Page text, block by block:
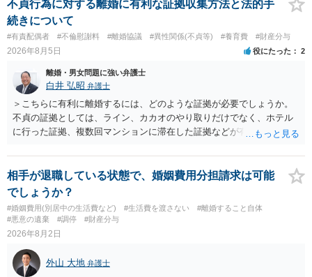
不貞行為に対する離婚に有利な証拠収集方法と法的手
続きについて
#有責配偶者 #不倫慰謝料 #離婚協議 #異性関係(不貞等) #養育費 #財産分与
2026年8月5日 役にたった 2
離婚・男女問題に強い弁護士
白井 弘昭 弁護士
＞こちらに有利に離婚するには、どのような証拠が必要でしょうか。
不貞の証拠としては、ライン、カカオのやり取りだけでなく、ホテル
に行った証拠、複数回マンションに滞在した証拠などが有効です。 不
婚する、慰謝料をとるなど）ことができると思われます。 ただし、不
貞発覚後、長期間同居を続けると、不貞を許したとの評価につながる
場合がありますので、ご注意ください。 以上、ご参考まで。
相手が退職している状態で、婚姻費用分担請求は可能
でしょうか？
#婚姻費用(別居中の生活費など) #生活費を渡さない
#離婚すること自体
#悪意の遺棄
#調停 #財産分与
2026年8月2日
外山 大地 弁護士